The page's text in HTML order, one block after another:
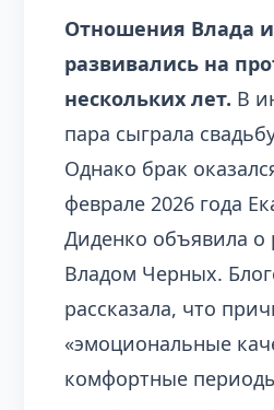
Отношения Влада
развивались на
нескольких лет. В
пара сыграла
Однако брак
феврале 2026 года
Диденко объявила о
Владом Черных.
рассказала, что
«эмоциональные
комфортные